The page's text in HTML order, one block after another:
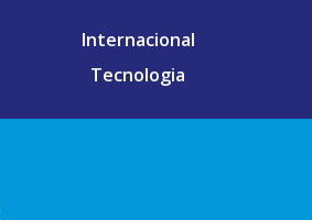
Internacional
Tecnologia